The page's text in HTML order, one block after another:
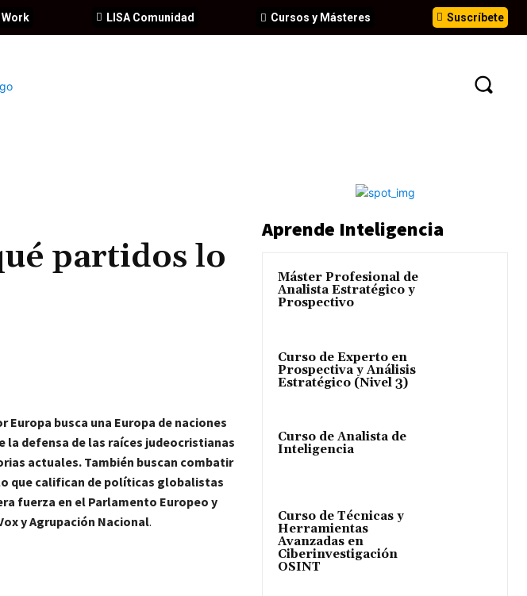
Suscríbete
Cursos y Másteres
LISA Comunidad
Work
partidos lo
busca una Europa de naciones
defensa de las raíces judeocristianas
actuales. También buscan combatir
que califican de políticas globalistas
fuerza en el Parlamento Europeo y
y Agrupación Nacional.
Aprende Inteligencia
Máster Profesional de
Analista Estratégico y
Prospectivo
Curso de Experto en
Prospectiva y Análisis
Estratégico (Nivel 3)
Curso de Analista de
Inteligencia
Curso de Técnicas y
Herramientas
Avanzadas en
Ciberinvestigación
OSINT